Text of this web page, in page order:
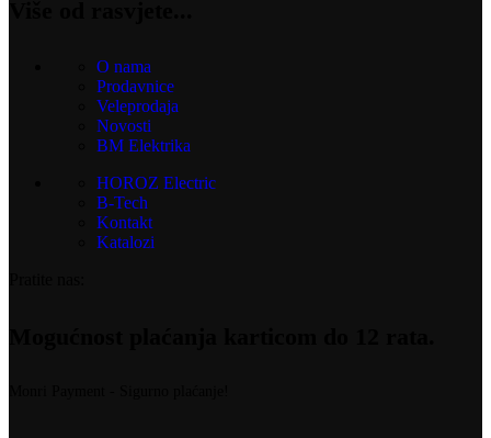
O nama
Prodavnice
Veleprodaja
Novosti
BM Elektrika
HOROZ Electric
B-Tech
Kontakt
Katalozi